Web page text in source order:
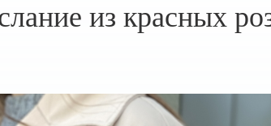
из красных